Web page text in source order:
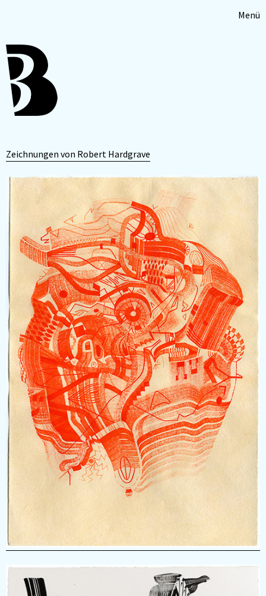
Menü
Zeichnungen von Robert Hardgrave